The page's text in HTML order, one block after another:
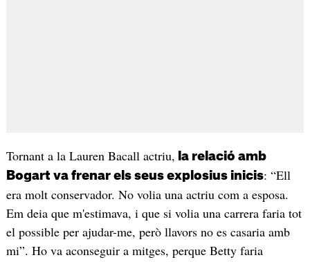
Tornant a la Lauren Bacall actriu, la relació amb
Bogart va frenar els seus explosius inicis: “Ell
era molt conservador. No volia una actriu com a esposa.
Em deia que m'estimava, i que si volia una carrera faria tot
el possible per ajudar-me, però llavors no es casaria amb
mi”. Ho va aconseguir a mitges, perque Betty faria